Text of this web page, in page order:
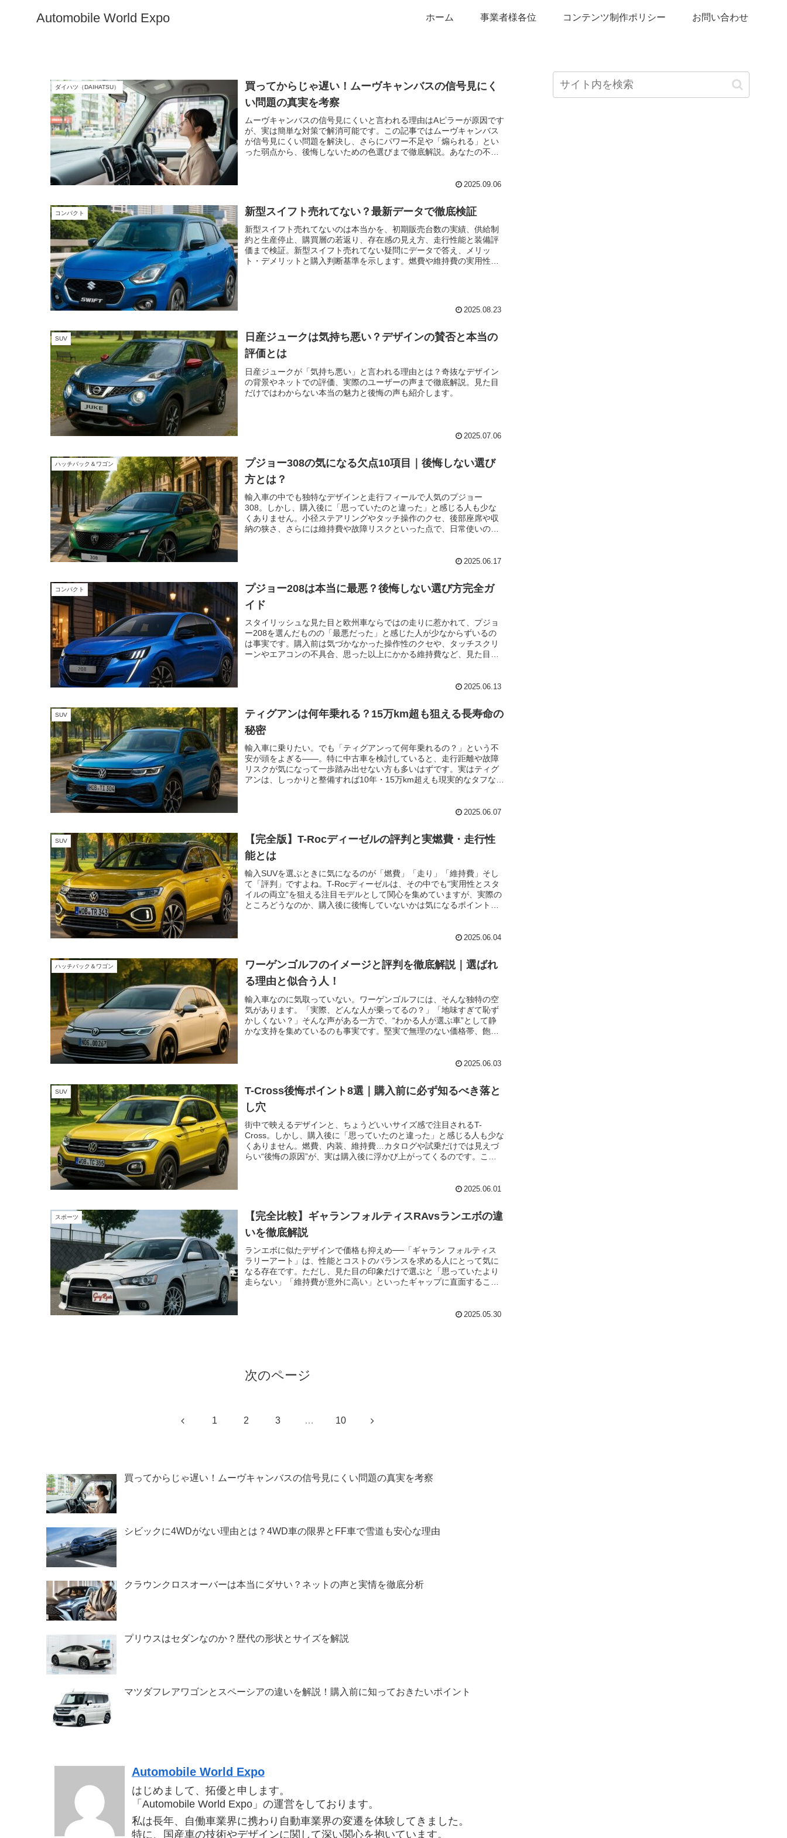
Automobile World Expo ホーム 事業者様各位 コンテンツ制作ポリシー お問い合わせ
ダイハツ（DAIHATSU）
買ってからじゃ遅い！ムーヴキャンバスの信号見にく
い問題の真実を考察
ムーヴキャンバスの信号見にくいと言われる理由はAピラーが原因です
が、実は簡単な対策で解消可能です。この記事ではムーヴキャンバス
が信号見にくい問題を解決し、さらにパワー不足や「煽られる」とい
った弱点から、後悔しないための色選びまで徹底解説。あなたの不安
2025.09.06
コンパクト 新型スイフト売れてない？最新データで徹底検証
新型スイフト売れてないのは本当かを、初期販売台数の実績、供給制
約と生産停止、購買層の若返り、存在感の見え方、走行性能と装備評
価まで検証。新型スイフト売れてない疑問にデータで答え、メリッ
ト・デメリットと購入判断基準を示します。燃費や維持費の実用性も
2025.08.23
SUV
日産ジュークは気持ち悪い？デザインの賛否と本当の
評価とは
日産ジュークが「気持ち悪い」と言われる理由とは？奇抜なデザイン
の背景やネットでの評価、実際のユーザーの声まで徹底解説。見た目
だけではわからない本当の魅力と後悔の声も紹介します。
2025.07.06
ハッチバック＆ワゴン
プジョー308の気になる欠点10項目｜後悔しない選び
方とは？
輸入車の中でも独特なデザインと走行フィールで人気のプジョー
308。しかし、購入後に「思っていたのと違った」と感じる人も少な
くありません。小径ステアリングやタッチ操作のクセ、後部座席や収
納の狭さ、さらには維持費や故障リスクといった点で、日常使いの中
まっています。この記事では、実際に指摘されている欠点をわかりや
す。購入を検討中の方にとって、冷静な判断材料となるはずです。プ
ジョー308を選んで後悔しないために、ぜひ最後までご覧ください。
2025.06.17
コンパクト
プジョー208は本当に最悪？後悔しない選び方完全ガ
イド
スタイリッシュな見た目と欧州車ならではの走りに惹かれて、プジョ
ー208を選んだものの「最悪だった」と感じた人が少なからずいるの
は事実です。購入前は気づかなかった操作性のクセや、タッチスクリ
ーンやエアコンの不具合、思った以上にかかる維持費など、見た目や
く、「選び方」を間違えた結果にすぎません。本記事では、後悔の声
古購入で失敗しないための具体的なチェックポイントや、年式・グレ
ードごとの違い、エアコンや電装系の注意点まで、しっかりまとめて
います。これから購入を検討している方、あるいは「気になるけど大
丈夫？」と迷っている方にとって、有益な内容になっていると思いま
すので、ぜひ最後までお読みください。
2025.06.13
SUV
ティグアンは何年乗れる？15万km超も狙える長寿命の
秘密
輸入車に乗りたい。でも「ティグアンって何年乗れるの？」という不
安が頭をよぎる――。特に中古車を検討していると、走行距離や故障
リスクが気になって一歩踏み出せない方も多いはずです。実はティグ
アンは、しっかりと整備すれば10年・15万km超えも現実的なタフな
めの判断基準を、リアルなデータとユーザーの声からまとめていま
立つはずです。ぜひ最後までご覧ください。
2025.06.07
SUV
【完全版】T-Rocディーゼルの評判と実燃費・走行性
能とは
輸入SUVを選ぶときに気になるのが「燃費」「走り」「維持費」そし
て「評判」ですよね。T-Rocディーゼルは、その中でも“実用性とスタ
イルの両立”を狙える注目モデルとして関心を集めていますが、実際の
ところどうなのか、購入後に後悔していないかは気になるポイントで
を解き明かします。高速走行の快適さ、燃費の良さ、そして意外な課
最後までご覧ください。
2025.06.04
ハッチバック＆ワゴン
ワーゲンゴルフのイメージと評判を徹底解説｜選ばれ
る理由と似合う人！
輸入車なのに気取っていない。ワーゲンゴルフには、そんな独特の空
気があります。「実際、どんな人が乗ってるの？」「地味すぎて恥ず
かしくない？」そんな声がある一方で、“わかる人が選ぶ車”として静
かな支持を集めているのも事実です。堅実で無理のない価格帯、飽き
ーザーに愛され続けています。この記事では、世間が抱くワーゲンゴ
る角度から整理しています。車に“派手さ”より“確かさ”を求める方に
は、きっと役立つ内容になっていますので、ぜひ最後までご覧くださ
い。
2025.06.03
SUV
T-Cross後悔ポイント8選｜購入前に必ず知るべき落と
し穴
街中で映えるデザインと、ちょうどいいサイズ感で注目されるT-
Cross。しかし、購入後に「思っていたのと違った」と感じる人も少な
くありません。燃費、内装、維持費…カタログや試乗だけでは見えづ
らい“後悔の原因”が、実は購入後に浮かび上がってくるのです。この
けられるよう、実例に基づいた具体的なポイントを丁寧に紹介してい
んでいますので、ぜひ最後までご覧ください。
2025.06.01
スポーツ
【完全比較】ギャランフォルティスRAvsランエボの違
いを徹底解説
ランエボに似たデザインで価格も抑えめ──「ギャラン フォルティス
ラリーアート」は、性能とコストのバランスを求める人にとって気に
なる存在です。ただし、見た目の印象だけで選ぶと「思っていたより
走らない」「維持費が意外に高い」といったギャップに直面すること
たの使用目的に本当に合う1台がどちらなのか、確信をもって判断でき
2025.05.30
次のページ
前 1 2 3 … 10 次
買ってからじゃ遅い！ムーヴキャンバスの信号見にくい問題の真実を考察
シビックに4WDがない理由とは？4WD車の限界とFF車で雪道も安心な理由
クラウンクロスオーバーは本当にダサい？ネットの声と実情を徹底分析
プリウスはセダンなのか？歴代の形状とサイズを解説
マツダフレアワゴンとスペーシアの違いを解説！購入前に知っておきたいポイント
Automobile World Expo
はじめまして、拓優と申します。
「Automobile World Expo」の運営をしております。
私は長年、自働車業界に携わり自動車業界の変遷を体験してきました。
特に、国産車の技術やデザインに関して深い関心を抱いています。